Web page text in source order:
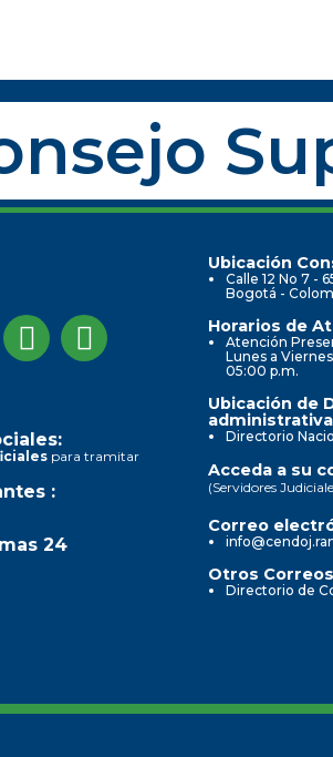
para tramitar
:
24
Ubicación
Calle 12 No 7 -
Bogotá -
Horarios de
Atención
Lunes a
05:00 p.m.
Ubicación de
Directorio
Acceda a su
(Servidores
Correo
Otros
Directorio de